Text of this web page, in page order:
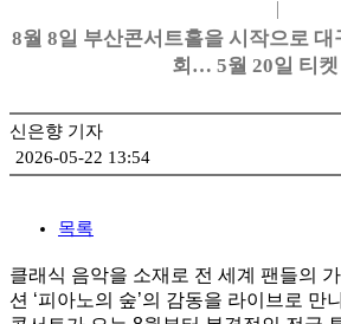
권민철 개인전 《완벽한 날씨(The
6인의 그룹전 《뉴홉》 개최
성서 개인전 《Frozenism: The Frozen
우창훈 개인전 《형상과 중첩》 개최
2026 경기도자비엔날레 국제공모전
8월 8일 부산콘서트홀을 시작으로 대
회… 5월 20일 티
신은향 기자
2026-05-22 13:54
목록
클래식 음악을 소재로 전 세계 팬들의
션 ‘피아노의 숲’의 감동을 라이브로 만